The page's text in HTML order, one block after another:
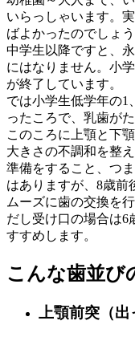
いらっしゃいます。
ばよかったのでしょ
中学生以降ですと、
にはなりません。小
が終了しています。
では小学生低学年の1
ったころで、乳歯が
このころに上顎と下
大きさの不調和を整
準備をすること、つ
はありますが、8歳前
ムーズに歯の交換を
だし受け口の場合は6
すすめします。
こんな歯並び
上顎前突（出